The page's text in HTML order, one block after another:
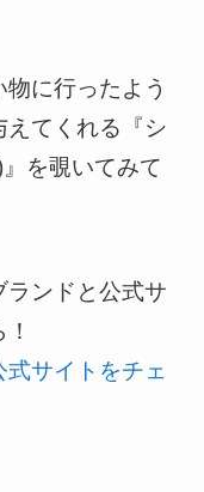
に行ったよう
えてくれる『シ
を覗いてみて
ランドと公式サ
サイトをチェ